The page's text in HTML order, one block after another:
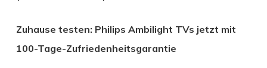
Zuhause testen: Philips Ambilight TVs jetzt mit
100-Tage-Zufriedenheitsgarantie